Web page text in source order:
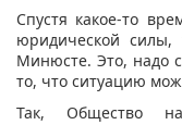
Спустя какое-то
юридической силы,
Минюсте. Это, надо
то, что ситуацию
Так, Общество